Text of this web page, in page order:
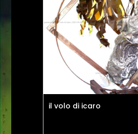
il volo di icaro